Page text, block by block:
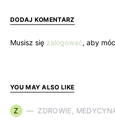
DODAJ KOMENTARZ
Musisz się zalogować, aby
YOU MAY ALSO LIKE
Z ZDROWIE,